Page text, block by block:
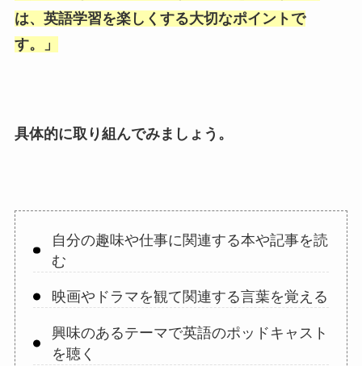
は、英語学習を楽しくする大切なポイントで
す。
」
具体的に取り組んでみましょう。
自分の趣味や仕事に関連する本や記事を読
む
映画やドラマを観て関連する言葉を覚える
興味のあるテーマで英語のポッドキャスト
を聴く